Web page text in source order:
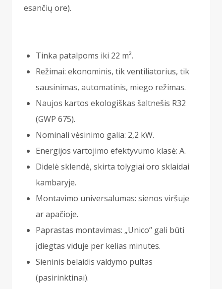
esančių ore).
Tinka patalpoms iki 22 m².
Režimai: ekonominis, tik ventiliatorius, tik
sausinimas, automatinis, miego režimas.
Naujos kartos ekologiškas šaltnešis R32
(GWP 675).
Nominali vėsinimo galia: 2,2 kW.
Energijos vartojimo efektyvumo klasė: A.
Didelė sklendė, skirta tolygiai oro sklaidai
kambaryje.
Montavimo universalumas: sienos viršuje
ar apačioje.
Paprastas montavimas: „Unico“ gali būti
įdiegtas viduje per kelias minutes.
Sieninis belaidis valdymo pultas
(pasirinktinai).